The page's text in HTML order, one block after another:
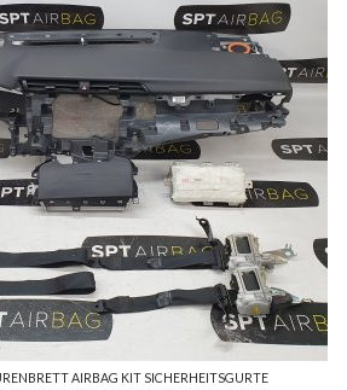
AIRBAG KIT SICHERHEITSGURTE